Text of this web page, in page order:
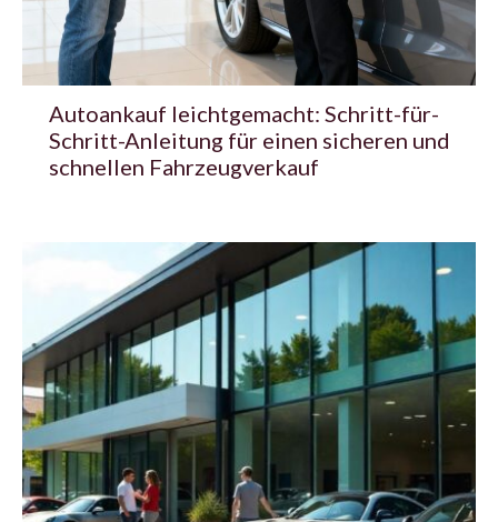
Autoankauf leichtgemacht: Schritt-für-
Schritt-Anleitung für einen sicheren und
schnellen Fahrzeugverkauf